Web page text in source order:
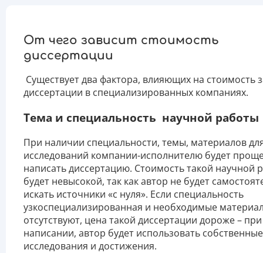
От чего зависит стоимость
диссертации
Существует два фактора, влияющих на стоимость
диссертации в специализированных компаниях.
Тема и специальность научной работы
При наличии специальности, темы, материалов
исследований компании-исполнителю будет
написать диссертацию. Стоимость такой научной
будет невысокой, так как автор не будет
искать источники «с нуля». Если специальность
узкоспециализированная и необходимые
отсутствуют, цена такой диссертации дороже – при
написании, автор будет использовать собственные
исследования и достижения.